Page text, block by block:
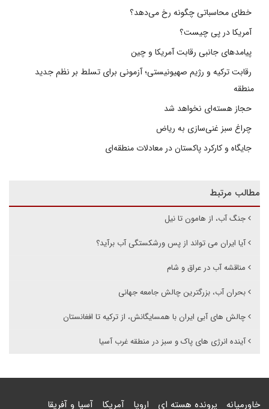
خطای محاسباتی چگونه رخ می‌دهد؟
آمریکا در پی چیست؟
پیامدهای جانبی رقابت آمریکا و چین
رقابت ترکیه و رژیم صهیونیستی؛ آزمونی برای تسلط بر نظم جدید
منطقه
حجاز هسته‌ای نخواهد شد
چراغ سبز غنی‌سازی به ریاض
جایگاه و کارکرد پاکستان در معادلات منطقه‌ای
مطالب مرتبط
جنگ آب، از هامون تا نیل
آیا ایران می تواند از پس ورشکستگی آب برآید؟
مناقشه آب در عراق و شام
بحران آب، بزرگترین چالش جامعه جهانی
چالش های آبی ایران با همسایگانش، از ترکیه تا افغانستان
آینده انرژی های پاک و سبز در منطقه غرب آسیا
خاورمیانه پرونده هسته ای اروپا آمریکا آسیا و آفریقا